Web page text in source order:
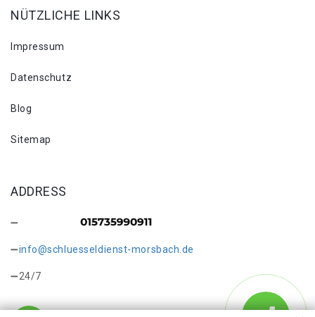
NÜTZLICHE LINKS
Impressum
Datenschutz
Blog
Sitemap
ADDRESS
info@schluesseldienst-morsbach.de
24/7